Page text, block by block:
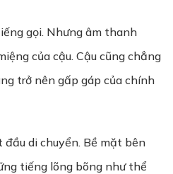
gọi. Nhưng âm thanh
của cậu. Cậu cũng chẳng
trở nên gấp gáp của chính
di chuyển. Bề mặt bên
tiếng lõng bõng như thể